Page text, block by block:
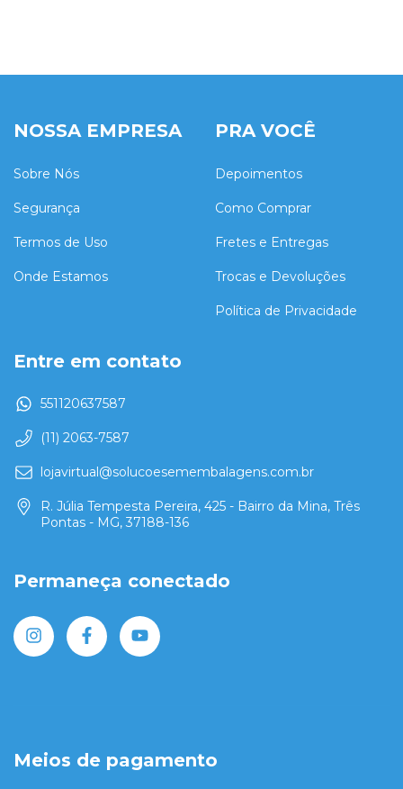
NOSSA EMPRESA
Sobre Nós
Segurança
Termos de Uso
Onde Estamos
PRA VOCÊ
Depoimentos
Como Comprar
Fretes e Entregas
Trocas e Devoluções
Política de Privacidade
Entre em contato
551120637587
(11) 2063-7587
lojavirtual@solucoesemembalagens.com.br
R. Júlia Tempesta Pereira, 425 - Bairro da Mina, Três
Pontas - MG, 37188-136
Permaneça conectado
Meios de pagamento